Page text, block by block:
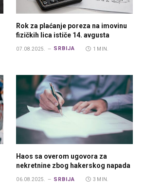
Rok za plaćanje poreza na imovinu
fizičkih lica ističe 14. avgusta
07.08.2025. SRBIJA 1 MIN.
Haos sa overom ugovora za
nekretnine zbog hakerskog napada
06.08.2025. SRBIJA 3 MIN.